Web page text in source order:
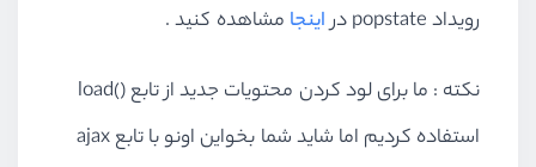
رویداد popstate در
اینجا مشاهده کنید .
نکته : ما برای لود کردن محتویات جدید از تابعload()
استفاده کردیم اما شاید شما بخواین اونو با تابع ajax